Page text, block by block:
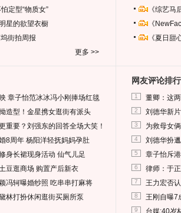
定型“物质女”
星的欲望衣橱
街拍周报
更多 >>
《综艺
《
《夏日
章子怡范冰冰冯小刚捧场红毯
造型！金星携女逛街有派头
重要？刘强东的回答全场大笑！
8周年 杨阳洋轻抚妈妈孕肚
身长裙现身活动 仙气儿足
豆逛商场 购置产后新衣
冯轲曝婚纱照 吃串串打麻将
林打扮休闲逛街买厕所泵
网友评论排行
1 董卿：这
2 刘德华新
3 为救母女
4 刘德华扮
5 章子怡斥
6 律师：于
7 王力宏否
8 王刚自曝7
9 台媒:40岁